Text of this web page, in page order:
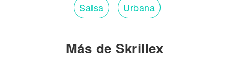
Salsa Urbana
Más de Skrillex